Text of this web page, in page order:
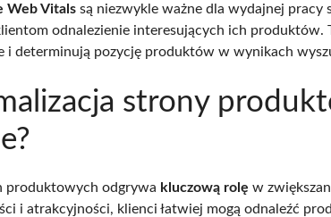
Web Vitals są niezwykle ważne dla wydajnej pracy
odnalezienie interesujących ich produktów.
i determinują pozycję produktów w wynikach
strony
produktowych odgrywa kluczową rolę w
i atrakcyjności, klienci łatwiej mogą odnaleźć